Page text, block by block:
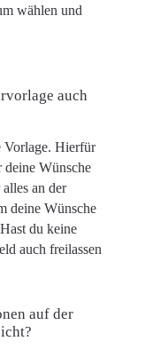
wählen und
auch
Vorlage. Hierfür
Wünsche
an der
deine Wünsche
du keine
auch freilassen
auf der